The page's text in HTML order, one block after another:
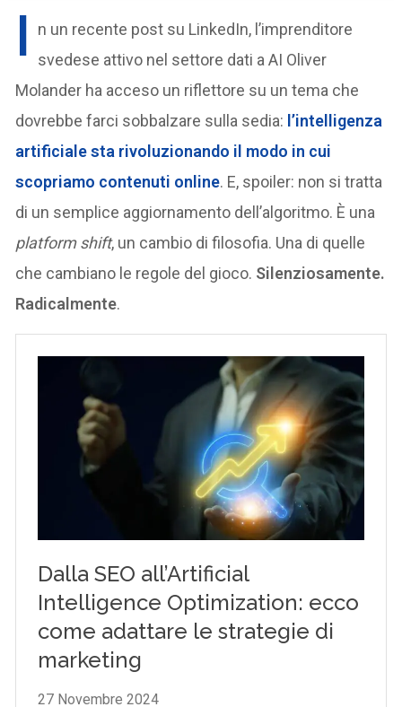
I
n un recente post su LinkedIn, l’imprenditore
svedese attivo nel settore dati a AI Oliver
Molander ha acceso un riflettore su un tema che
dovrebbe farci sobbalzare sulla sedia: l’intelligenza
artificiale sta rivoluzionando il modo in cui
scopriamo contenuti online. E, spoiler: non si tratta
di un semplice aggiornamento dell’algoritmo. È una
platform shift, un cambio di filosofia. Una di quelle
che cambiano le regole del gioco. Silenziosamente.
Radicalmente.